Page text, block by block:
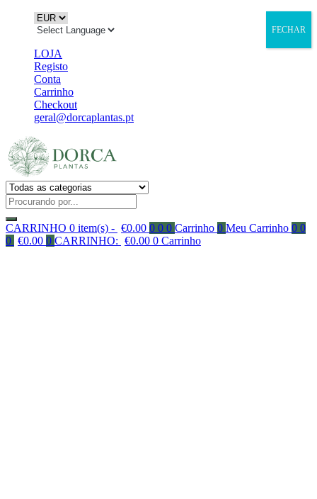
LOJA
Registo
Conta
Carrinho
Checkout
geral@dorcaplantas.pt
CARRINHO 0 item(s) - €0.00 0 0 0 Carrinho 0 Meu Carrinho 0 0
0 €0.00 0 CARRINHO: €0.00 0 Carrinho
FECHAR